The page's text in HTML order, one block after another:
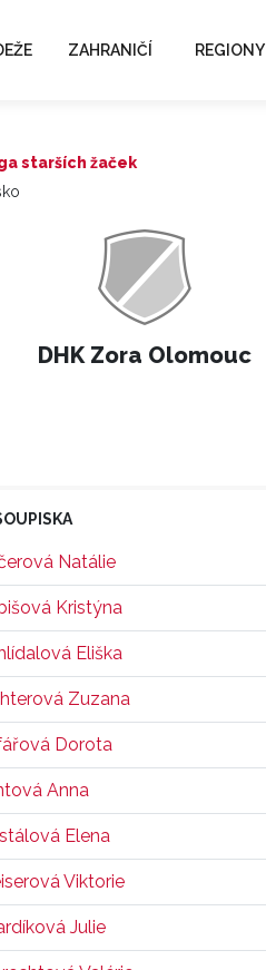
ZAHRANIČÍ REGIONY
starších žaček
DHK Zora Olomouc
Natálie
Kristýna
Eliška
Zuzana
Dorota
Anna
Elena
Viktorie
Julie